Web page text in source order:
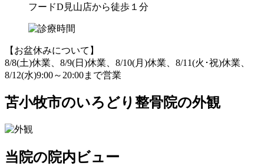
フードD見山店から徒歩１分
【お盆休みについて】
8/8(土)休業、8/9(日)休業、8/10(月)休業、8/11(火･祝)休業、
8/12(水)9:00～20:00まで営業
苫小牧市のいろどり整骨院の外観
当院の院内ビュー